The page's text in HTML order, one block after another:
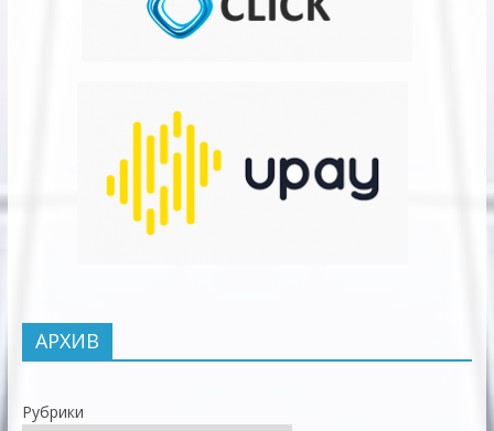
АРХИВ
Рубрики